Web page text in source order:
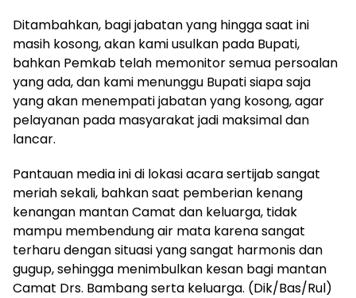
Ditambahkan, bagi jabatan yang hingga saat ini
masih kosong, akan kami usulkan pada Bupati,
bahkan Pemkab telah memonitor semua persoalan
yang ada, dan kami menunggu Bupati siapa saja
yang akan menempati jabatan yang kosong, agar
pelayanan pada masyarakat jadi maksimal dan
lancar.
Pantauan media ini di lokasi acara sertijab sangat
meriah sekali, bahkan saat pemberian kenang
kenangan mantan Camat dan keluarga, tidak
mampu membendung air mata karena sangat
terharu dengan situasi yang sangat harmonis dan
gugup, sehingga menimbulkan kesan bagi mantan
Camat Drs. Bambang serta keluarga. (Dik/Bas/Rul)